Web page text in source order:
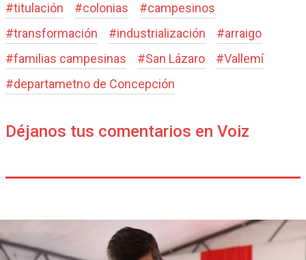
#titulación #colonias #campesinos
#transformación #industrialización #arraigo
#familias campesinas #San Lázaro #Vallemí
#departametno de Concepción
Déjanos tus comentarios en Voiz